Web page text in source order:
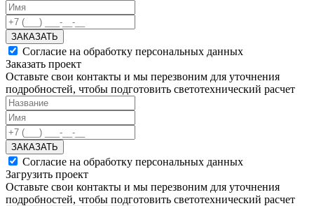
ЗАКАЗАТЬ
Согласие на обработку персональных данных
Заказать проект
Оставьте свои контакты и мы перезвоним для уточнения
подробностей, чтобы подготовить светотехнический расчет
ЗАКАЗАТЬ
Согласие на обработку персональных данных
Загрузить проект
Оставьте свои контакты и мы перезвоним для уточнения
подробностей, чтобы подготовить светотехнический расчет